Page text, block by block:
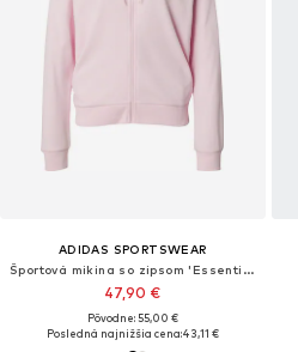
ADIDAS SPORTSWEAR
Športová mikina so zipsom 'Essentials'
47,90 €
Pôvodne: 55,00 €
Posledná najnižšia cena:43,11 €